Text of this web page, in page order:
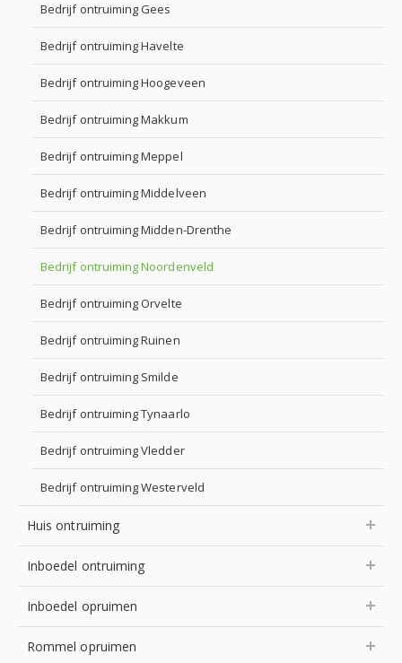
Bedrijf ontruiming Gees
Bedrijf ontruiming Havelte
Bedrijf ontruiming Hoogeveen
Bedrijf ontruiming Makkum
Bedrijf ontruiming Meppel
Bedrijf ontruiming Middelveen
Bedrijf ontruiming Midden-Drenthe
Bedrijf ontruiming Noordenveld
Bedrijf ontruiming Orvelte
Bedrijf ontruiming Ruinen
Bedrijf ontruiming Smilde
Bedrijf ontruiming Tynaarlo
Bedrijf ontruiming Vledder
Bedrijf ontruiming Westerveld
Huis ontruiming
Inboedel ontruiming
Inboedel opruimen
Rommel opruimen